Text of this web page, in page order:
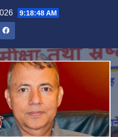
9:18:49 AM